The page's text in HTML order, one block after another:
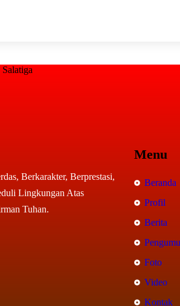
Berkarakter, Berprestasi,
Lingkungan Atas
Tuhan.
Menu
Beranda
Profil
Berita
Foto
Video
Kontak